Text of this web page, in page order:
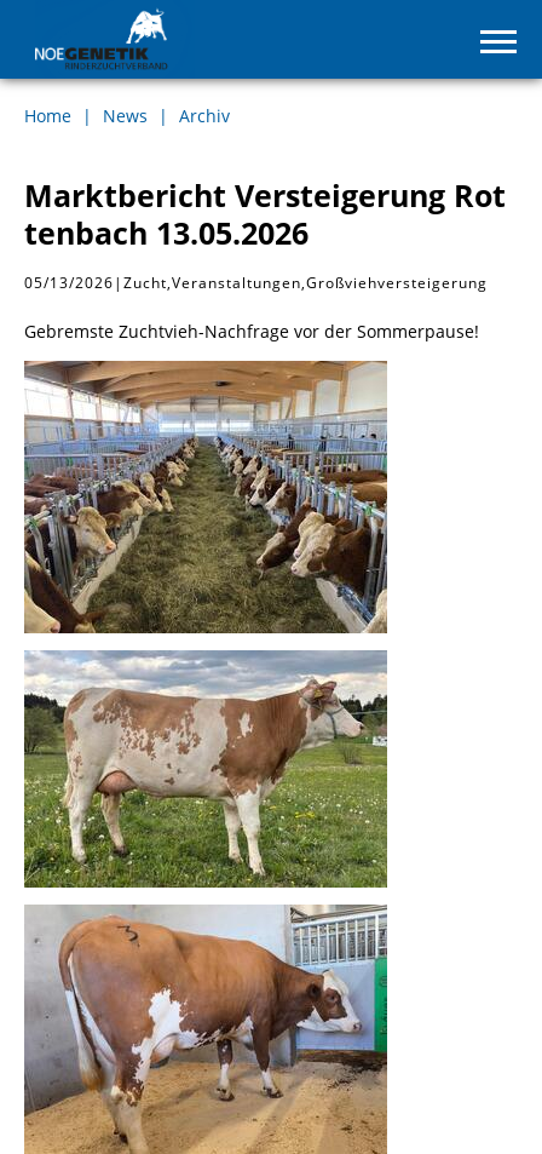
Home News Archiv
Marktbericht Versteigerung Rot
tenbach 13.05.2026
05/13/2026| Zucht Veranstaltungen Großviehversteigerung
Gebremste Zuchtvieh-Nachfrage vor der Sommerpause!